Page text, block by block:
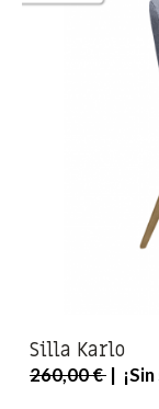
Silla Karlo
260,00 € |